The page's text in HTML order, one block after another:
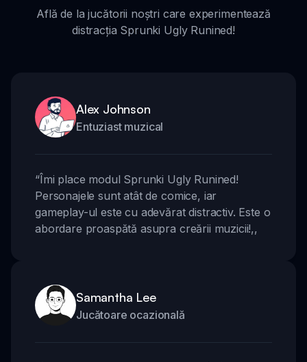
Află de la jucătorii noștri care experimentează
distracția Sprunki Ugly Runined!
Alex Johnson
Entuziast muzical
“Îmi place modul Sprunki Ugly Runined!
Personajele sunt atât de comice, iar
gameplay-ul este cu adevărat distractiv. Este o
abordare proaspătă asupra creării muzicii!,,
Samantha Lee
Jucătoare ocazională